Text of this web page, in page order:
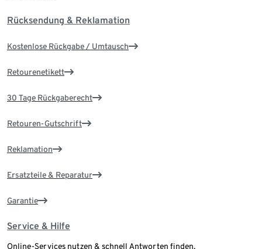
Rücksendung & Reklamation
Kostenlose Rückgabe / Umtausch
Retourenetikett
30 Tage Rückgaberecht
Retouren-Gutschrift
Reklamation
Ersatzteile & Reparatur
Garantie
Service & Hilfe
Online-Services nutzen & schnell Antworten finden.